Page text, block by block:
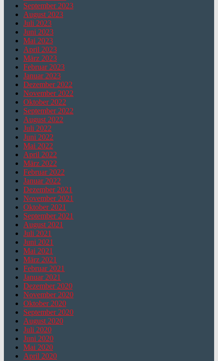
September 2023
August 2023
Juli 2023
Juni 2023
Mai 2023
April 2023
März 2023
Februar 2023
Januar 2023
Dezember 2022
November 2022
Oktober 2022
September 2022
August 2022
Juli 2022
Juni 2022
Mai 2022
April 2022
März 2022
Februar 2022
Januar 2022
Dezember 2021
November 2021
Oktober 2021
September 2021
August 2021
Juli 2021
Juni 2021
Mai 2021
März 2021
Februar 2021
Januar 2021
Dezember 2020
November 2020
Oktober 2020
September 2020
August 2020
Juli 2020
Juni 2020
Mai 2020
April 2020